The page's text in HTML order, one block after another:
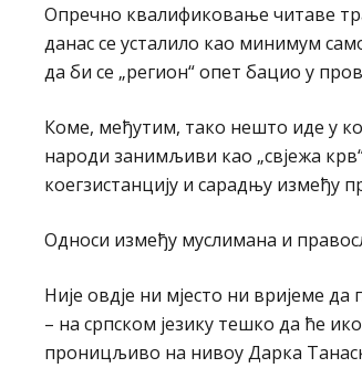
Опречно квалификовање читаве
данас се усталило као минимум
да би се „регион“ опет бацио у
Коме, међутим, тако нешто иде у
народи занимљиви као „свјежа
коегзистанцију и сарадњу између
Односи између муслимана и
Није овдје ни мјесто ни вријеме
– на српском језику тешко да ће
проницљиво на нивоу Дарка